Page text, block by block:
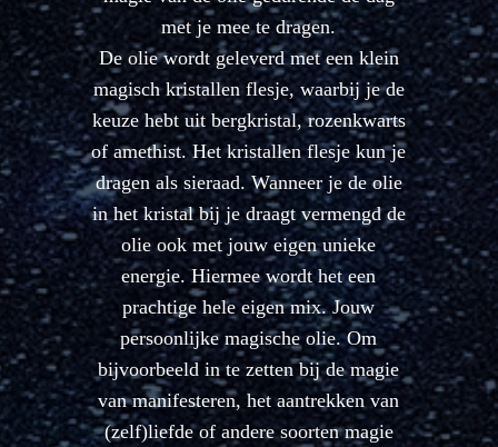
met je mee te dragen.
De olie wordt geleverd met een klein
magisch kristallen flesje, waarbij je de
keuze hebt uit bergkristal, rozenkwarts
of amethist.Het kristallen flesje kun je
dragen als sieraad. Wanneer je de olie
in het kristal bij je draagt vermengd de
olie ook met jouw eigen unieke
energie. Hiermee wordt het een
prachtige hele eigen mix. Jouw
persoonlijke magische olie. Om
bijvoorbeeld in te zetten bij de magie
van manifesteren, het aantrekken van
(zelf)liefde of andere soorten magie